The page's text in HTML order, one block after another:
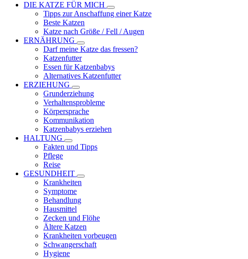
DIE KATZE FÜR MICH
Tipps zur Anschaffung einer Katze
Beste Katzen
Katze nach Größe / Fell / Augen
ERNÄHRUNG
Darf meine Katze das fressen?
Katzenfutter
Essen für Katzenbabys
Alternatives Katzenfutter
ERZIEHUNG
Grunderziehung
Verhaltensprobleme
Körpersprache
Kommunikation
Katzenbabys erziehen
HALTUNG
Fakten und Tipps
Pflege
Reise
GESUNDHEIT
Krankheiten
Symptome
Behandlung
Hausmittel
Zecken und Flöhe
Ältere Katzen
Krankheiten vorbeugen
Schwangerschaft
Hygiene